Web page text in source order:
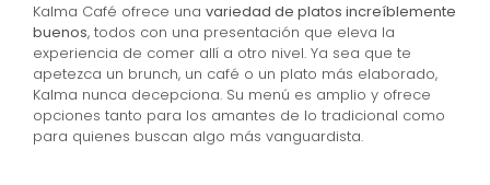
Kalma Café ofrece una variedad de platos increíblemente
buenos, todos con una presentación que eleva la
experiencia de comer allí a otro nivel. Ya sea que te
apetezca un brunch, un café o un plato más elaborado,
Kalma nunca decepciona. Su menú es amplio y ofrece
opciones tanto para los amantes de lo tradicional como
para quienes buscan algo más vanguardista.